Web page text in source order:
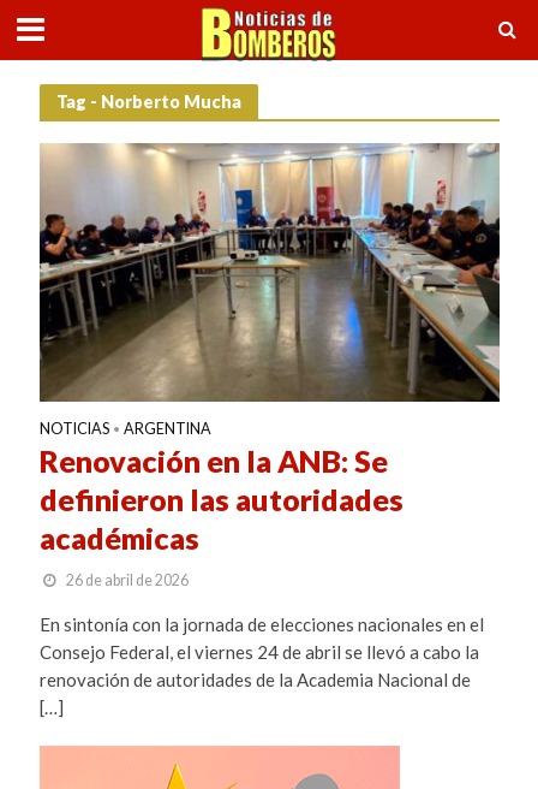
Tag - Norberto Mucha
NOTICIAS • ARGENTINA
Renovación en la ANB: Se
definieron las autoridades
académicas
26 de abril de 2026
En sintonía con la jornada de elecciones nacionales en el
Consejo Federal, el viernes 24 de abril se llevó a cabo la
renovación de autoridades de la Academia Nacional de
[…]